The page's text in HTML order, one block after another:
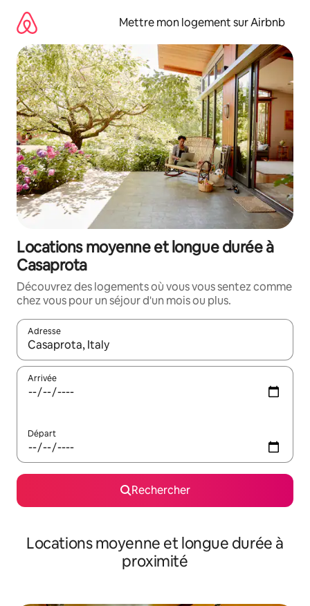
directement
contenu
Mettre mon logement sur Airbnb
Locations moyenne et longue durée à
Casaprota
Découvrez des logements où vous vous sentez comme
chez vous pour un séjour d'un mois ou plus.
Adresse
Lorsque les résultats s'affichent, utilisez les flèches vers le
Arrivée
Départ
Rechercher
Locations moyenne et longue durée à
proximité